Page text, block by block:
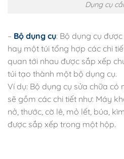
Dụng cụ
– Bộ dụng cụ: Bộ dụng cụ
hay một túi tổng hợp các chi
quan tới nhau được sắp xếp
túi tạo thành một bộ dụng cụ.
Ví dụ: Bộ dụng cụ sửa chữa
sẽ gồm các chi tiết như: Máy
nở, thước, cờ lê, mỏ lết, búa,
được sắp xếp trong một hộp.